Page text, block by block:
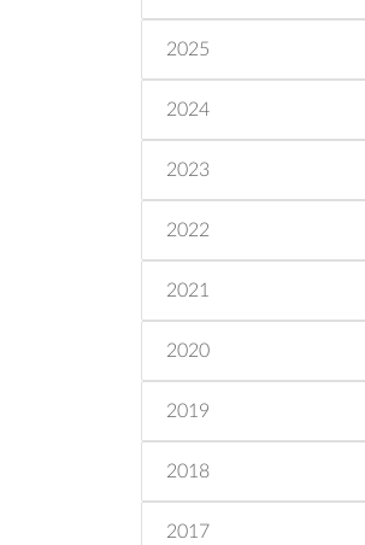
2025
2024
2023
2022
2021
2020
2019
2018
2017